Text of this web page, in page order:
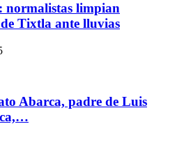
normalistas limpian
Tixtla ante lluvias
Abarca, padre de Luis